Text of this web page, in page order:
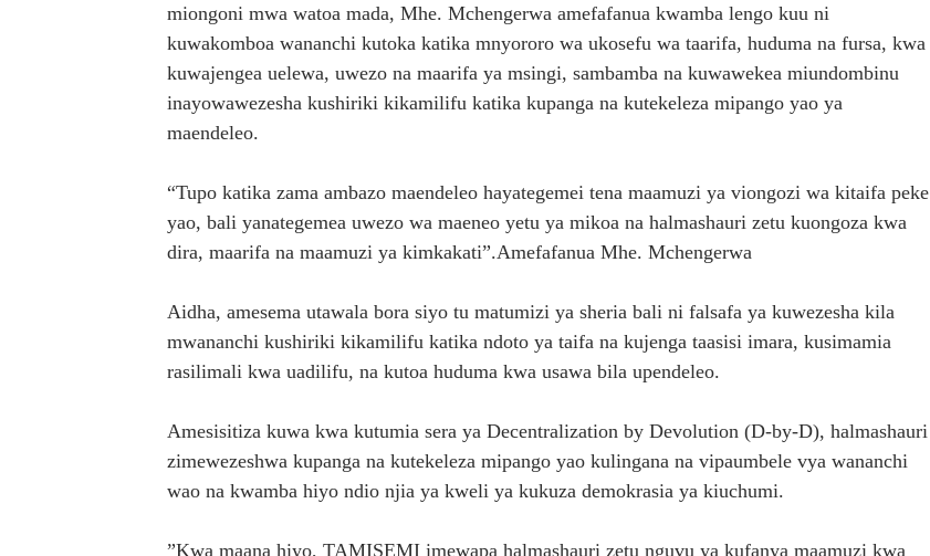
miongoni mwa watoa mada, Mhe. Mchengerwa amefafanua kwamba lengo kuu ni
kuwakomboa wananchi kutoka katika mnyororo wa ukosefu wa taarifa, huduma na fursa, kwa
kuwajengea uelewa, uwezo na maarifa ya msingi, sambamba na kuwawekea miundombinu
inayowawezesha kushiriki kikamilifu katika kupanga na kutekeleza mipango yao ya
maendeleo.
“Tupo katika zama ambazo maendeleo hayategemei tena maamuzi ya viongozi wa kitaifa peke
yao, bali yanategemea uwezo wa maeneo yetu ya mikoa na halmashauri zetu kuongoza kwa
dira, maarifa na maamuzi ya kimkakati”.Amefafanua Mhe. Mchengerwa
Aidha, amesema utawala bora siyo tu matumizi ya sheria bali ni falsafa ya kuwezesha kila
mwananchi kushiriki kikamilifu katika ndoto ya taifa na kujenga taasisi imara, kusimamia
rasilimali kwa uadilifu, na kutoa huduma kwa usawa bila upendeleo.
Amesisitiza kuwa kwa kutumia sera ya Decentralization by Devolution (D-by-D), halmashauri
zimewezeshwa kupanga na kutekeleza mipango yao kulingana na vipaumbele vya wananchi
wao na kwamba hiyo ndio njia ya kweli ya kukuza demokrasia ya kiuchumi.
”Kwa maana hiyo, TAMISEMI imewapa halmashauri zetu nguvu ya kufanya maamuzi kwa